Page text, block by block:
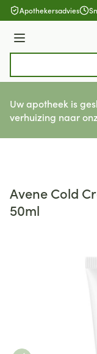
Ga naar de inhoud
Apothekersadvies
Menu
Uw apotheek is
verhuizing naar
Avene Cold
50ml